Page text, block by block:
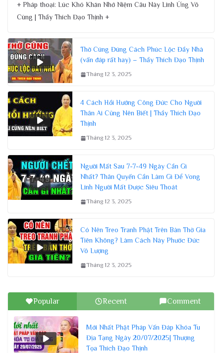
+ Pháp thoại: Lúc Khó Khăn Nhớ Niệm Câu Này Linh Ứng Vô
Cùng | Thầy Thích Đạo Thịnh +
Thờ Cúng Đúng Cách Phúc Lộc Đầy Nhà
(vấn đáp rất hay) – Thầy Thích Đạo Thịnh
Tháng 12 3, 2025
4 Cách Hồi Hướng Công Đức Cho Người
Thân Ai Cũng Nên Biết | Thầy Thích Đạo
Thịnh
Tháng 12 3, 2025
Người Mất Sau 7-7-49 Ngày Cần Gì
Nhất? Thân Quyến Cần Làm Gì Để Vong
Linh Người Mất Được Siêu Thoát
Tháng 12 3, 2025
Có Nên Treo Tranh Phật Trên Bàn Thờ Gia
Tiên Không? Làm Cách Này Phước Đức
Vô Lượng
Tháng 12 3, 2025
Popular Recent Comment
Mới Nhất Phật Pháp Vấn Đáp Khóa Tu
Địa Tạng Ngày 20/07/2025| Thượng
Tọa Thích Đạo Thịnh